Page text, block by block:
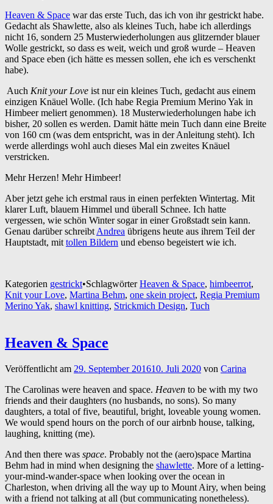
Heaven & Space war das erste Tuch, das ich von ihr gestrickt habe.
Gedacht als Shawlette, also als kleines Tuch, habe ich allerdings
nicht 16, sondern 25 Musterwiederholungen aus glitzernder blauer
Wolle gestrickt, so dass es weit, weich und groß wurde – Heaven
and Space eben (ich hätte es messen sollen, ehe ich es verschenkt
habe).
Auch Knit your Love ist nur ein kleines Tuch, gedacht aus einem
einzigen Knäuel Wolle. (Ich habe Regia Premium Merino Yak in
Himbeer meliert genommen). 18 Musterwiederholungen habe ich
bisher, 20 sollen es werden. Damit hätte mein Tuch dann eine Breite
von 160 cm (was dem entspricht, was in der Anleitung steht). Ich
werde allerdings wohl auch dieses Mal ein zweites Knäuel
verstricken.
Mehr Herzen! Mehr Himbeer!
Aber jetzt gehe ich erstmal raus in einen perfekten Wintertag. Mit
klarer Luft, blauem Himmel und überall Schnee. Ich hatte
vergessen, wie schön Winter sogar in einer Großstadt sein kann.
Genau darüber schreibt Andrea übrigens heute aus ihrem Teil der
Hauptstadt, mit tollen Bildern und ebenso begeistert wie ich.
Kategorien gestrickt•SchlagwörterHeaven & Space, himbeerrot,
Knit your Love, Martina Behm, one skein project, Regia Premium
Merino Yak, shawl knitting, Strickmich Design, Tuch
Heaven & Space
Veröffentlicht am 29. September 201610. Juli 2020 von Carina
The Carolinas were heaven and space. Heaven to be with my two
friends and their daughters (no husbands, no sons). So many
daughters, a total of five, beautiful, bright, loveable young women.
We would spend hours on the porch of our airbnb house, talking,
laughing, knitting (me).
And then there was space. Probably not the (aero)space Martina
Behm had in mind when designing the shawlette. More of a letting-
your-mind-wander-space when looking over the ocean in
Charleston, when driving all the way up to Mount Airy, when being
with a friend not talking at all (but communicating nonetheless).